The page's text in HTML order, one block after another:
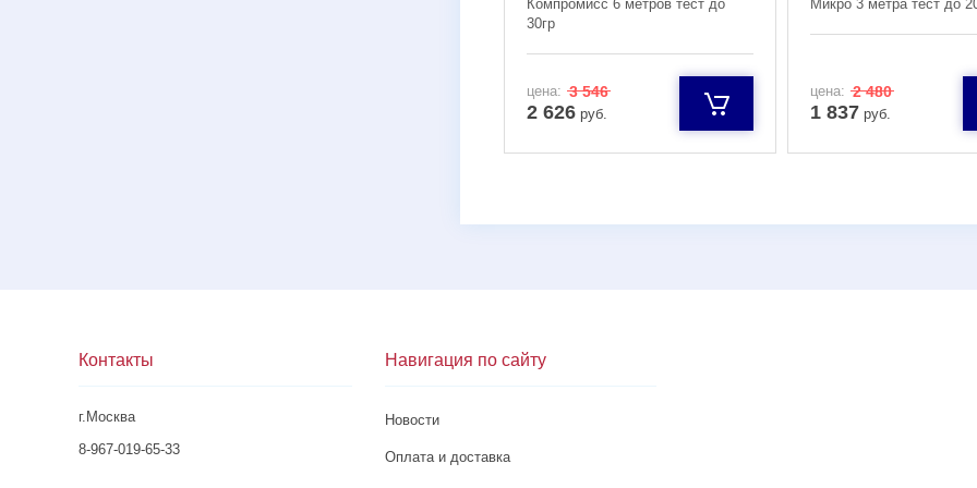
Компромисс 6 метров тест до
30гр
цена: 3 546
2 626 руб.
Микро 3 метра тест до
цена: 2 480
1 837 руб.
Контакты
г.Москва
8-967-019-65-33
Навигация по сайту
Новости
Оплата и доставка